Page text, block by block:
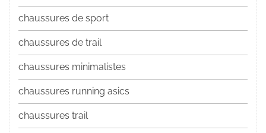
chaussures de sport
chaussures de trail
chaussures minimalistes
chaussures running asics
chaussures trail